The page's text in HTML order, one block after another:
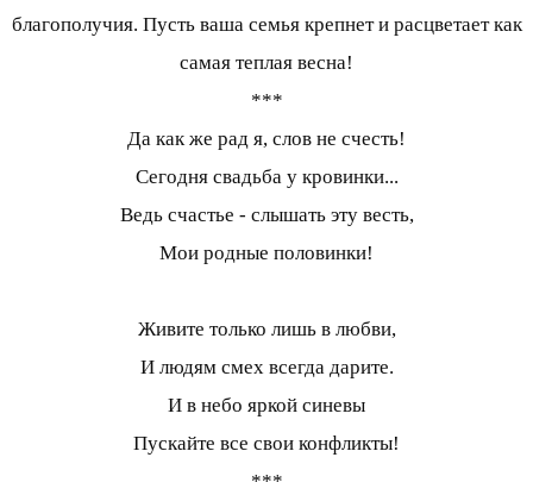
благополучия. Пусть ваша семья крепнет и расцветает как
самая теплая весна!
***
Да как же рад я, слов не счесть!
Сегодня свадьба у кровинки...
Ведь счастье - слышать эту весть,
Мои родные половинки!
Живите только лишь в любви,
И людям смех всегда дарите.
И в небо яркой синевы
Пускайте все свои конфликты!
***